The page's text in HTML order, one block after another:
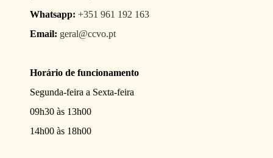
Whatsapp: +351 961 192 163
Email: geral@ccvo.pt
Horário de funcionamento
Segunda-feira a Sexta-feira
09h30 às 13h00
14h00 às 18h00